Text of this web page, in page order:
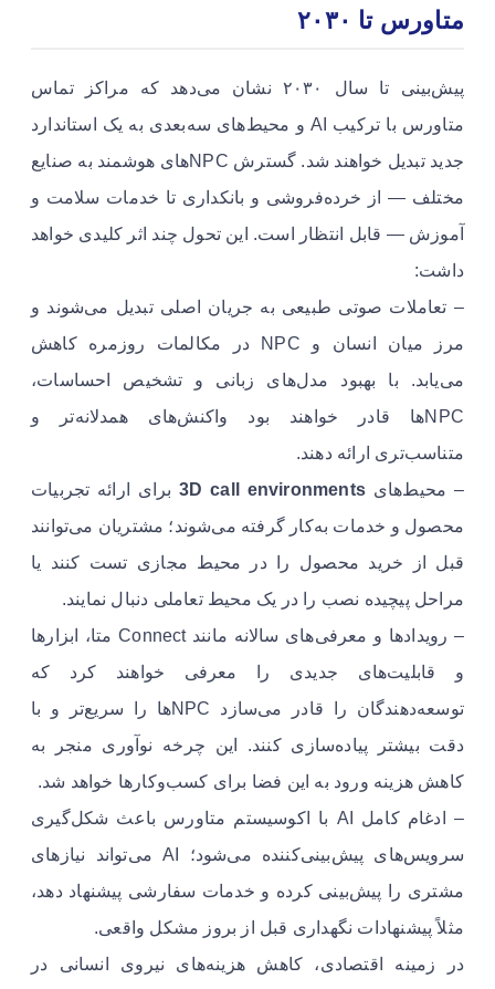
متاورس تا ۲۰۳۰
پیش‌بینی تا سال ۲۰۳۰ نشان می‌دهد که مراکز تماس
متاورس با ترکیب AI و محیط‌های سه‌بعدی به یک استاندارد
جدید تبدیل خواهند شد. گسترش NPCهای هوشمند به صنایع
مختلف — از خرده‌فروشی و بانکداری تا خدمات سلامت و
آموزش — قابل انتظار است. این تحول چند اثر کلیدی خواهد
داشت:
– تعاملات صوتی طبیعی به جریان اصلی تبدیل می‌شوند و
مرز میان انسان و NPC در مکالمات روزمره کاهش
می‌یابد. با بهبود مدل‌های زبانی و تشخیص احساسات،
NPCها قادر خواهند بود واکنش‌های همدلانه‌تر و
متناسب‌تری ارائه دهند.
– محیط‌های 3D call environmentsبرای ارائه تجربیات
محصول و خدمات به‌کار گرفته می‌شوند؛ مشتریان می‌توانند
قبل از خرید محصول را در محیط مجازی تست کنند یا
مراحل پیچیده نصب را در یک محیط تعاملی دنبال نمایند.
– رویدادها و معرفی‌های سالانه مانند Connect متا، ابزارها
و قابلیت‌های جدیدی را معرفی خواهند کرد که
توسعه‌دهندگان را قادر می‌سازد NPCها را سریع‌تر و با
دقت بیشتر پیاده‌سازی کنند. این چرخه نوآوری منجر به
کاهش هزینه ورود به این فضا برای کسب‌وکارها خواهد شد.
– ادغام کامل AI با اکوسیستم متاورس باعث شکل‌گیری
سرویس‌های پیش‌بینی‌کننده می‌شود؛ AI می‌تواند نیازهای
مشتری را پیش‌بینی کرده و خدمات سفارشی پیشنهاد دهد،
مثلاً پیشنهادات نگهداری قبل از بروز مشکل واقعی.
در زمینه اقتصادی، کاهش هزینه‌های نیروی انسانی در